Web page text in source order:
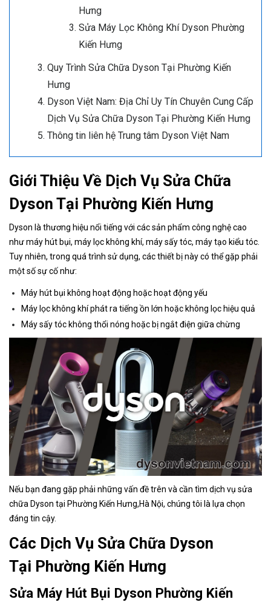
Hưng
Sửa Máy Lọc Không Khí Dyson Phường
Kiến Hưng
Quy Trình Sửa Chữa Dyson Tại Phường Kiến
Hưng
Dyson Việt Nam: Địa Chỉ Uy Tín Chuyên Cung Cấp
Dịch Vụ Sửa Chữa Dyson Tại Phường Kiến Hưng
Thông tin liên hệ Trung tâm Dyson Việt Nam
Giới Thiệu Về Dịch Vụ Sửa Chữa
Dyson Tại Phường Kiến Hưng
Dyson là thương hiệu nổi tiếng với các sản phẩm công nghệ cao
như máy hút bụi, máy lọc không khí, máy sấy tóc, máy tạo kiểu tóc.
Tuy nhiên, trong quá trình sử dụng, các thiết bị này có thể gặp phải
một số sự cố như:
Máy hút bụi không hoạt động hoặc hoạt động yếu
Máy lọc không khí phát ra tiếng ồn lớn hoặc không lọc hiệu quả
Máy sấy tóc không thổi nóng hoặc bị ngắt điện giữa chừng
Nếu bạn đang gặp phải những vấn đề trên và cần tìm dịch vụ sửa
chữa Dyson tại Phường Kiến Hưng,Hà Nội, chúng tôi là lựa chọn
đáng tin cậy.
Các Dịch Vụ Sửa Chữa Dyson
Tại Phường Kiến Hưng
Sửa Máy Hút Bụi Dyson Phường Kiến